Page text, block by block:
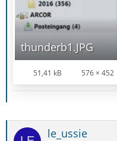
thunderb1.JPG
51,41 kB 576 × 452
le_ussie